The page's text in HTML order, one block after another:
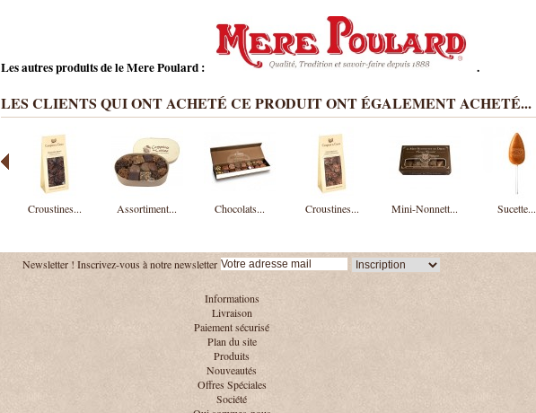
Les autres produits de le Mere Poulard : .
LES CLIENTS QUI ONT ACHETÉ CE PRODUIT ONT ÉGALEMENT ACHETÉ...
Croustines... Assortiment... Chocolats... Croustines... Mini-Nonnett... Sucette...
Newsletter ! Inscrivez-vous à notre newsletter
Informations
Livraison
Paiement sécurisé
Plan du site
Produits
Nouveautés
Offres Spéciales
Société